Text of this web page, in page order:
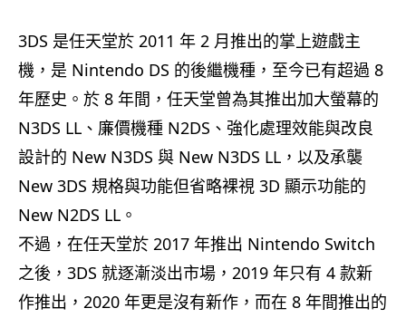
3DS 是任天堂於 2011 年 2 月推出的掌上遊戲主
機，是 Nintendo DS 的後繼機種，至今已有超過 8
年歷史。於 8 年間，任天堂曾為其推出加大螢幕的
N3DS LL、廉價機種 N2DS、強化處理效能與改良
設計的 New N3DS 與 New N3DS LL，以及承襲
New 3DS 規格與功能但省略裸視 3D 顯示功能的
New N2DS LL。
不過，在任天堂於 2017 年推出 Nintendo Switch
之後，3DS 就逐漸淡出市場，2019 年只有 4 款新
作推出，2020 年更是沒有新作，而在 8 年間推出的